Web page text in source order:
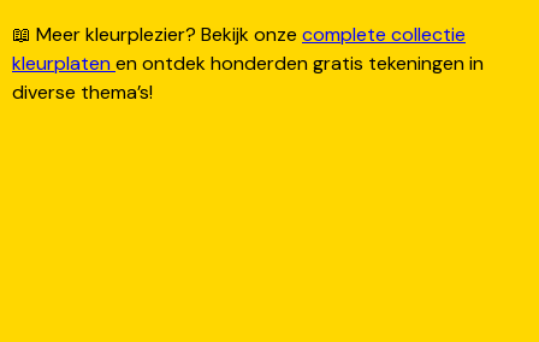
📖 Meer kleurplezier? Bekijk onze complete collectie
kleurplatenen ontdek honderden gratis tekeningen in
diverse thema’s!